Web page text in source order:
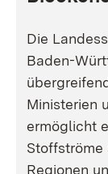
Die
Baden-
Ministerien
ermöglicht
Stoffströme
Regionen